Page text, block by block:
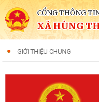
CỔNG THÔNG
XÃ HÙNG
GIỚI THIỆU CHUNG